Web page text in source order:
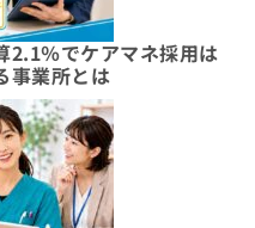
2.1％でケアマネ採用は
事業所とは